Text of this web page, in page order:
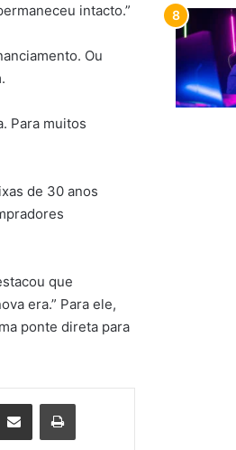
intacto.”
Ou
Para muitos
de 30 anos
que
era.” Para ele,
ponte direta para
Compartilhar via e-mail Imprimir